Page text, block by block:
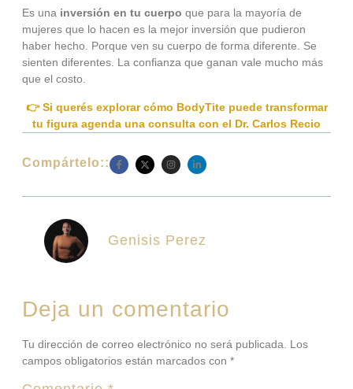
Es una inversión en tu cuerpo que para la mayoría de
mujeres que lo hacen es la mejor inversión que pudieron
haber hecho. Porque ven su cuerpo de forma diferente. Se
sienten diferentes. La confianza que ganan vale mucho más
que el costo.
👉 Si querés explorar cómo BodyTite puede transformar
tu figura agenda una consulta con el Dr. Carlos Recio
Compártelo::
Genisis Perez
Deja un comentario
campos obligatorios están marcados con*